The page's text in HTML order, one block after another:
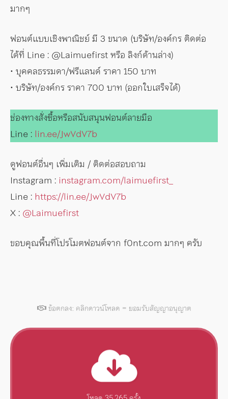
มากๆ
ฟอนต์แบบเชิงพาณิชย์ มี 3 ขนาด (บริษัท/องค์กร ติดต่อ
ได้ที่ Line : @Laimuefirst หรือ ลิงก์ด้านล่าง)
• บุคคลธรรมดา/ฟรีแลนด์ ราคา 150 บาท
• บริษัท/องค์กร ราคา 700 บาท (ออกใบเสร็จได้)
ช่องทางสั่งซื้อหรือสนับสนุนฟอนต์ลายมือ
Line : lin.ee/JwVdV7b
ดูฟอนต์อื่นๆ เพิ่มเติม / ติดต่อสอบถาม
Instagram : instagram.com/laimuefirst_
Line : https://lin.ee/JwVdV7b
X : @Laimuefirst
ขอบคุณพื้นที่โปรโมตฟอนต์จาก f0nt.com มากๆ ครับ
ข้อตกลง: คลิกดาวน์โหลด = ยอมรับสัญญาอนุญาต